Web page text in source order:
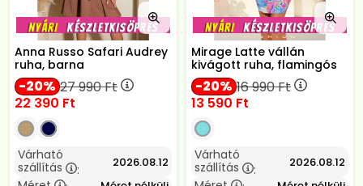
Anna Russo Safari Audrey
ruha, barna
20 27 990Ft
22 390 Ft
Várható
szállítás
: 2026.08.12
Mirage Latte vállán
kivágott ruha, flamingós
20 16 990Ft
13 590 Ft
Várható
szállítás
: 2026.08.12